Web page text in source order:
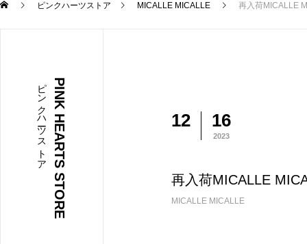
ピンクハーツストア MICALLE MICALLE 再入荷MICALLE
PINK HEARTS STORE
ピンクハーツストア 12 16
2023
再入荷MICALLE
MICALLE MICALLE